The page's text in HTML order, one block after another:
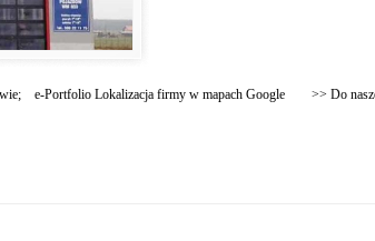
e-Portfolio Lokalizacja firmy w mapach Google >> Do